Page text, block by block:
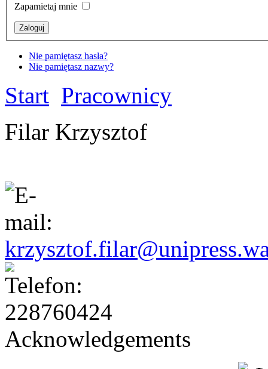
Zapamietaj mnie
Nie pamiętasz hasła?
Nie pamiętasz nazwy?
Start Pracownicy
Filar Krzysztof
228760424
Acknowledgements